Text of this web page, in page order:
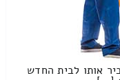
אותו לבית החדש